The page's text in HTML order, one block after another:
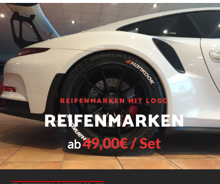
REIFENMARKEN MIT LOGO
REIFENMARKEN
ab49,00€ / Set